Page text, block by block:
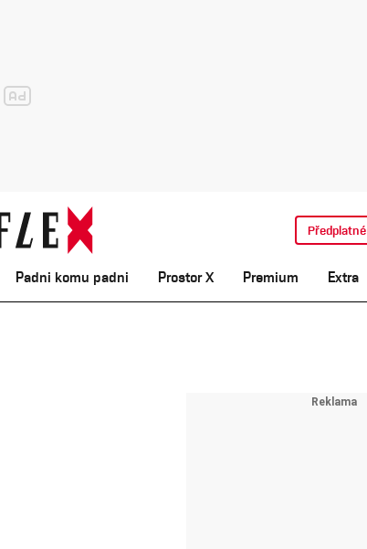
Padni komu padni Prostor X Premium Extra
Předplatné